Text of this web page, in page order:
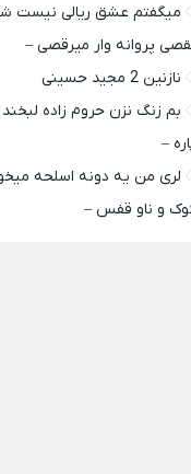
میگفتم عشق ریالی نیست
پروانه وار میرقصی –
نازنین 2 مجید حسینی
بم زنگ نزن حروم زاده
–
لری من یه دونه اسلحه
و ﻧﺎو ﻗﻔﺲ –